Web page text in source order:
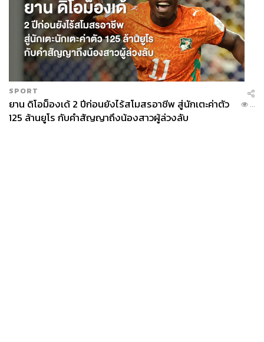
SPORT
ยาน ดิโอม็องเด้ 2 ปีก่อนยังไร้สโมสรอาชีพ สู่นักเตะค่าตัว
125 ล้านยูโร กับคำสัญญาถึงน้องสาวผู้ล่วงลับ
...